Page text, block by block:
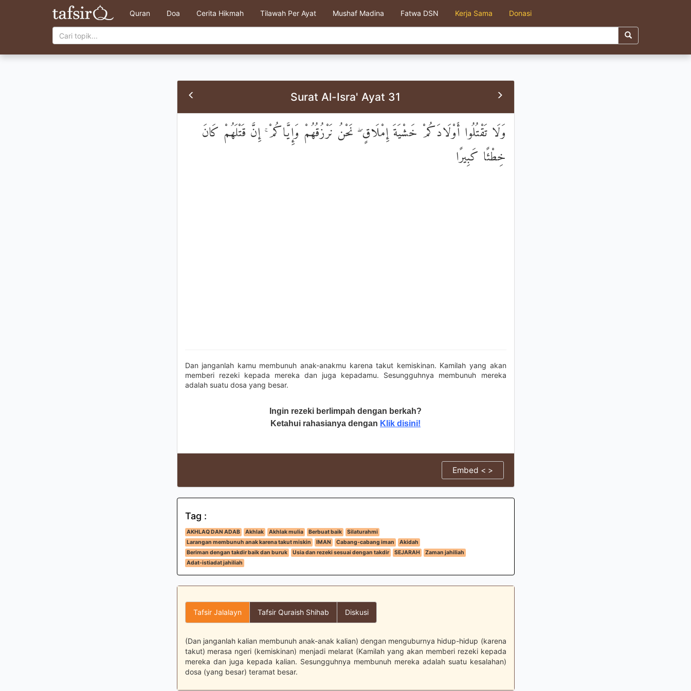
Quran Doa Cerita Hikmah Tilawah Per Ayat Mushaf Madina Fatwa DSN Kerja Sama Donasi
Surat Al-Isra' Ayat 31
وَلَا تَقْتُلُوا أَوْلَادَكُمْ خَشْيَةَ إِمْلَاقٍ ۖ نَحْنُ نَرْزُقُهُمْ وَإِيَّاكُمْ ۚ إِنَّ قَتْلَهُمْ كَانَ
خِطْئًا كَبِيرًا
Dan janganlah kamu membunuh anak-anakmu karena takut kemiskinan. Kamilah yang akan
memberi rezeki kepada mereka dan juga kepadamu. Sesungguhnya membunuh mereka
adalah suatu dosa yang besar.
Ingin rezeki berlimpah dengan berkah?
Ketahui rahasianya dengan Klik disini!
Embed < >
Tag :
AKHLAQ DAN ADAB Akhlak Akhlak mulia Berbuat baik
Silaturahmi
Larangan membunuh anak karena takut miskin
IMAN Cabang-cabang iman
Akidah
Beriman dengan takdir baik dan buruk
Usia dan rezeki sesuai dengan takdir SEJARAH
Zaman jahiliah
Adat-istiadat jahiliah
Tafsir Jalalayn Tafsir Quraish Shihab Diskusi
(Dan janganlah kalian membunuh anak-anak kalian) dengan menguburnya hidup-hidup (karena
takut) merasa ngeri (kemiskinan) menjadi melarat (Kamilah yang akan memberi rezeki kepada
mereka dan juga kepada kalian. Sesungguhnya membunuh mereka adalah suatu kesalahan)
dosa (yang besar) teramat besar.